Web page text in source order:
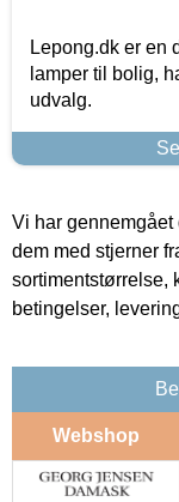
Lepong.dk er en
lamper til bolig,
udvalg.
Vi har
dem med stjerner
sortimentstørrelse,
betingelser,
Webshop